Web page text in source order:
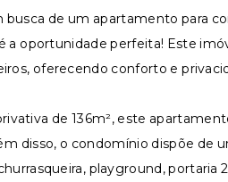
busca de um apartamento para
a oportunidade perfeita! Este
oferecendo conforto e
de 136m², este
disso, o condomínio dispõe de
playground, portaria